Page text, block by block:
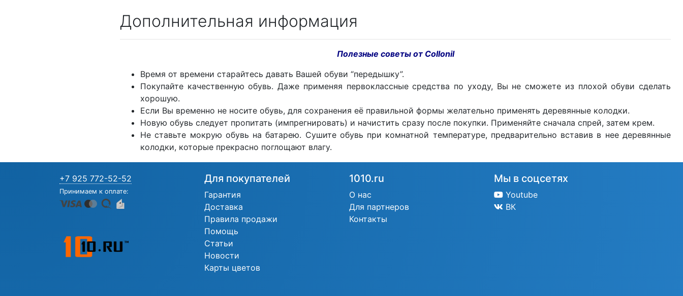
Дополнительная информация
Полезные советы от Collonil
Время от времени старайтесь давать Вашей обуви “передышку”.
Покупайте качественную обувь. Даже применяя первоклассные средства по уходу, Вы не сможете из плохой обуви сделать
хорошую.
Если Вы временно не носите обувь, для сохранения её правильной формы желательно применять деревянные колодки.
Новую обувь следует пропитать (импрегнировать) и начистить сразу после покупки. Применяйте сначала спрей, затем крем.
Не ставьте мокрую обувь на батарею. Сушите обувь при комнатной температуре, предварительно вставив в нее деревянные
колодки, которые прекрасно поглощают влагу.
+7 925 772-52-52
Принимаем к оплате:
Для покупателей
Гарантия
Доставка
Правила продажи
Помощь
Статьи
Новости
Карты цветов
1010.ru
О нас
Для партнеров
Контакты
Мы в соцсетях
Youtube
ВК